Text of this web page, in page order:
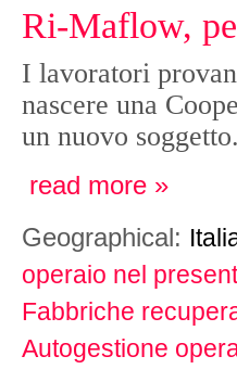
Ri-Maflow,
I lavoratori
nascere una
un nuovo soggetto.
read more »
Geographical:
operaio nel
Fabbriche
Autogestione